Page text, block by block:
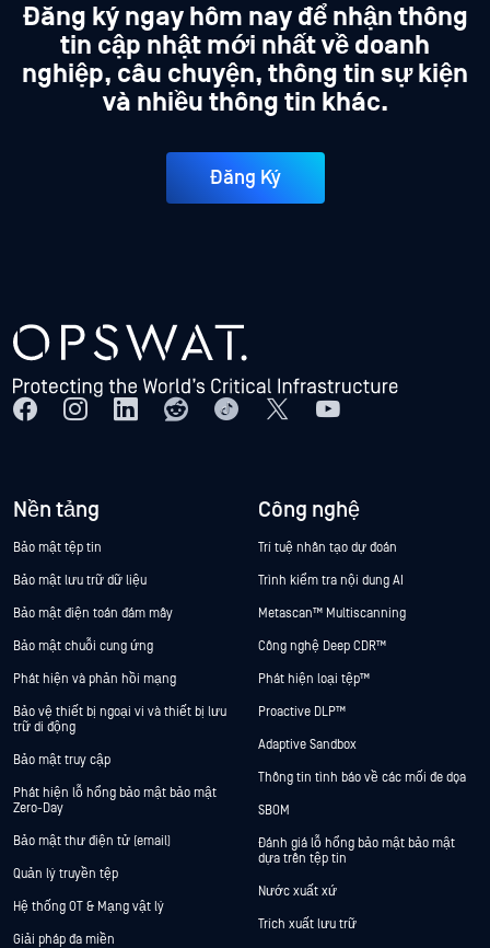
Đăng ký ngay hôm nay để nhận thông
tin cập nhật mới nhất về doanh
nghiệp, câu chuyện, thông tin sự kiện
và nhiều thông tin khác.
Đăng Ký
Nền tảng
Bảo mật tệp tin
Bảo mật lưu trữ dữ liệu
Bảo mật điện toán đám mây
Bảo mật chuỗi cung ứng
Phát hiện và phản hồi mạng
Bảo vệ thiết bị ngoại vi và thiết bị lưu
trữ di động
Bảo mật truy cập
Phát hiện lỗ hổng bảo mật bảo mật
Zero-Day
Bảo mật thư điện tử (email)
Quản lý truyền tệp
Hệ thống OT & Mạng vật lý
Giải pháp đa miền
Công nghệ
Trí tuệ nhân tạo dự đoán
Trình kiểm tra nội dung AI
Metascan™ Multiscanning
Công nghệ Deep CDR™
Phát hiện loại tệp™
Proactive DLP™
Adaptive Sandbox
Thông tin tình báo về các mối đe dọa
SBOM
Đánh giá lỗ hổng bảo mật bảo mật
dựa trên tệp tin
Nước xuất xứ
Trích xuất lưu trữ